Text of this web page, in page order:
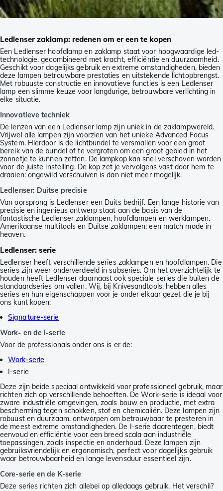
Ledlenser zaklamp: redenen om er een te kopen
Een Ledlenser hoofdlamp en zaklamp staat voor hoogwaardige led-
technologie, gecombineerd met kracht, efficiëntie en duurzaamheid.
Geschikt voor dagelijks gebruik en extreme omstandigheden, bieden
deze lampen betrouwbare prestaties en uitstekende lichtopbrengst.
Met robuuste constructie en innovatieve functies is een Ledlenser
lamp een slimme keuze voor langdurige, betrouwbare verlichting in
elke situatie.
Innovatieve techniek
De lenzen van een Ledlenser lamp zijn uniek in de zaklampwereld.
Vrijwel alle lampen zijn voorzien van het unieke Advanced Focus
System. Hierdoor is de lichtbundel te versmallen voor een groot
bereik van de bundel of te vergroten om een groot gebied in het
zonnetje te kunnen zetten. De lampkop kan snel verschoven worden
voor de juiste instelling. De kop zet je vervolgens vast door hem te
draaien: ongewild verschuiven is dan niet meer mogelijk.
Ledlenser: Duitse precisie
Van oorsprong is Ledlenser een Duits bedrijf. Een lange historie van
precisie en ingenieus ontwerp staat aan de basis van de
fantastische Ledlenser zaklampen, hoofdlampen en werklampen.
Amerikaanse multitools en Duitse zaklampen: een match made in
heaven.
Ledlenser: serie
Ledlenser heeft verschillende series zaklampen en hoofdlampen. Die
series zijn weer onderverdeeld in subseries. Om het overzichtelijk te
houden heeft Ledlenser daarnaast ook speciale series die buiten de
standaardseries om vallen. Wij, bij Knivesandtools, hebben alles
series en hun eigenschappen voor je onder elkaar gezet die je bij
ons kunt kopen:
Signature-serie
Work- en de I-serie
Voor de professionals onder ons is er de:
Work-serie
I-serie
Deze zijn beide speciaal ontwikkeld voor professioneel gebruik, maar
richten zich op verschillende behoeften. De Work-serie is ideaal voor
zware industriële omgevingen, zoals bouw en productie, met extra
bescherming tegen schokken, stof en chemicaliën. Deze lampen zijn
robuust en duurzaam, ontworpen om betrouwbaar te presteren in
de meest extreme omstandigheden. De I-serie daarentegen, biedt
eenvoud en efficiëntie voor een breed scala aan industriële
toepassingen, zoals inspectie en onderhoud. Deze lampen zijn
gebruiksvriendelijk en ergonomisch, perfect voor dagelijks gebruik
waar betrouwbaarheid en lange levensduur essentieel zijn.
Core-serie en de K-serie
Deze series richten zich allebei op alledaags gebruik. Het verschil?